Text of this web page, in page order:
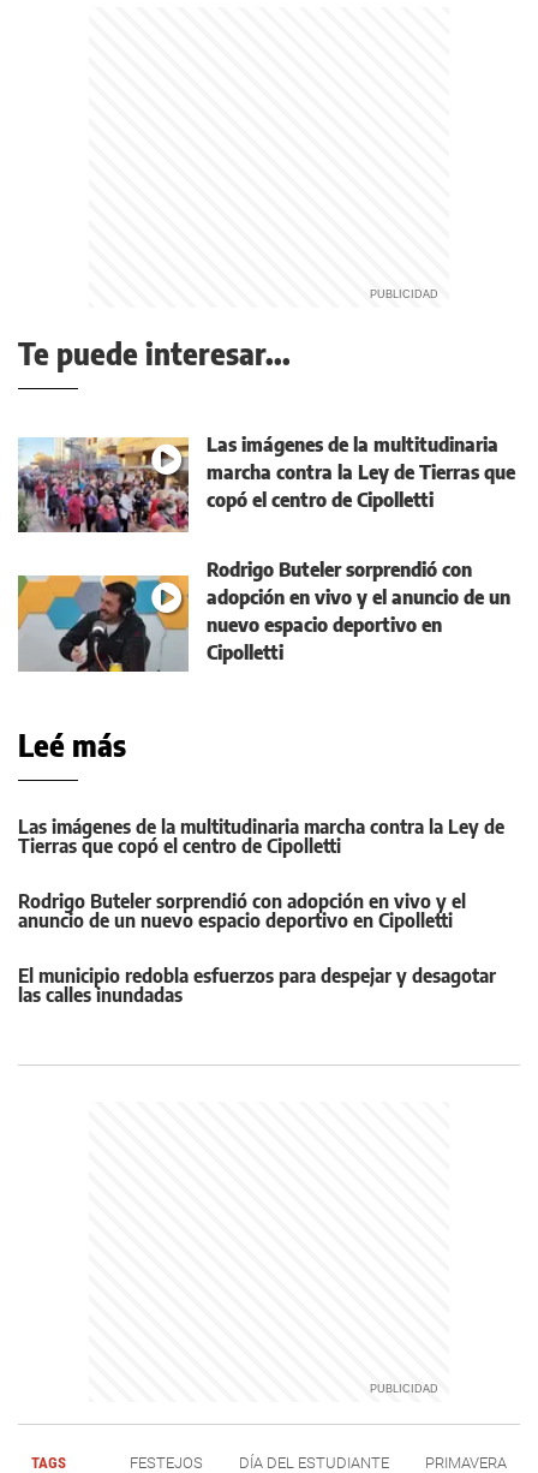
Te puede interesar...
Las imágenes de la multitudinaria
marcha contra la Ley de Tierras que
copó el centro de Cipolletti
Rodrigo Buteler sorprendió con
adopción en vivo y el anuncio de un
nuevo espacio deportivo en
Cipolletti
Leé más
Las imágenes de la multitudinaria marcha contra la Ley de
Tierras que copó el centro de Cipolletti
Rodrigo Buteler sorprendió con adopción en vivo y el
anuncio de un nuevo espacio deportivo en Cipolletti
El municipio redobla esfuerzos para despejar y desagotar
las calles inundadas
TAGS FESTEJOS DÍA DEL ESTUDIANTE PRIMAVERA